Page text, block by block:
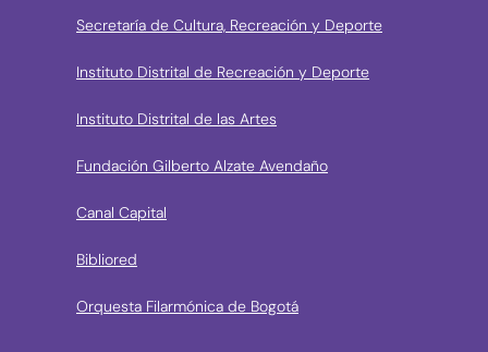
Secretaría de Cultura, Recreación y Deporte
Instituto Distrital de Recreación y Deporte
Instituto Distrital de las Artes
Fundación Gilberto Alzate Avendaño
Canal Capital
Bibliored
Orquesta Filarmónica de Bogotá